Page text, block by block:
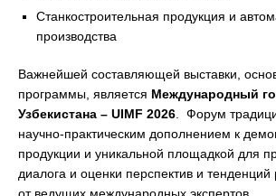
Станкостроительная продукция и
производства
Важнейшей составляющей выставки,
программы, является Международный
Узбекистана – UIMF 2026 . Форум
научно-практическим дополнением к
продукции и уникальной площадкой для
диалога и оценки перспектив и тенденций